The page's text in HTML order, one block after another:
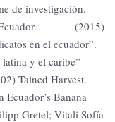
de investigación.
Ecuador. ———-(2015)
en el ecuador”.
y el caribe”
Tained Harvest.
Banana
Gretel; Vitali Sofía